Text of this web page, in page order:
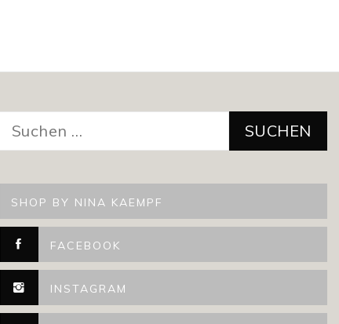
nach:
SHOP BY NINA KAEMPF
FACEBOOK
INSTAGRAM